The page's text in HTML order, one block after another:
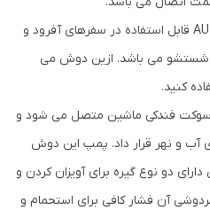
دوش AUTOMOBILE SHOWER SET قابل استفاده در سفرهای آفرود و
می باشد. ازین دوش می
کنید.
فندکی ماشین متصل می شود و
آب و نهر قرار داد. پمپ این دوش
دو نوع گیره برای آویزان کردن و
آن فشار کافی برای استحمام و